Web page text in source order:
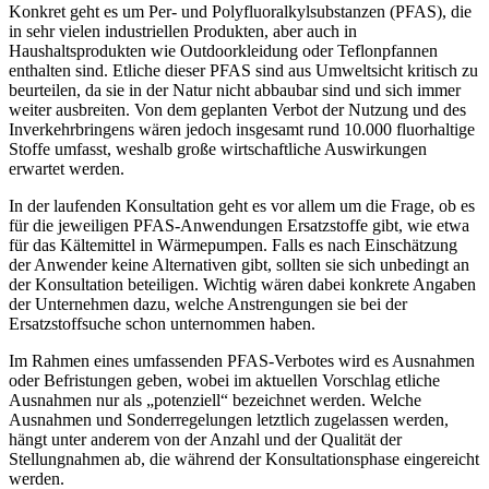
Konkret geht es um Per- und Polyfluoralkylsubstanzen (PFAS), die
in sehr vielen industriellen Produkten, aber auch in
Haushaltsprodukten wie Outdoorkleidung oder Teflonpfannen
enthalten sind. Etliche dieser PFAS sind aus Umweltsicht kritisch zu
beurteilen, da sie in der Natur nicht abbaubar sind und sich immer
weiter ausbreiten. Von dem geplanten Verbot der Nutzung und des
Inverkehrbringens wären jedoch insgesamt rund 10.000 fluorhaltige
Stoffe umfasst, weshalb große wirtschaftliche Auswirkungen
erwartet werden.
In der laufenden Konsultation geht es vor allem um die Frage, ob es
für die jeweiligen PFAS-Anwendungen Ersatzstoffe gibt, wie etwa
für das Kältemittel in Wärmepumpen. Falls es nach Einschätzung
der Anwender keine Alternativen gibt, sollten sie sich unbedingt an
der Konsultation beteiligen. Wichtig wären dabei konkrete Angaben
der Unternehmen dazu, welche Anstrengungen sie bei der
Ersatzstoffsuche schon unternommen haben.
Im Rahmen eines umfassenden PFAS-Verbotes wird es Ausnahmen
oder Befristungen geben, wobei im aktuellen Vorschlag etliche
Ausnahmen nur als „potenziell“ bezeichnet werden. Welche
Ausnahmen und Sonderregelungen letztlich zugelassen werden,
hängt unter anderem von der Anzahl und der Qualität der
Stellungnahmen ab, die während der Konsultationsphase eingereicht
werden.